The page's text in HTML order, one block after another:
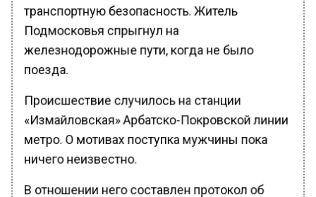
транспортную безопасность. Житель
Подмосковья спрыгнул на
железнодорожные пути, когда не было
поезда.
Происшествие случилось на станции
«Измайловская» Арбатско-Покровской линии
метро. О мотивах поступка мужчины пока
ничего неизвестно.
В отношении него составлен протокол об